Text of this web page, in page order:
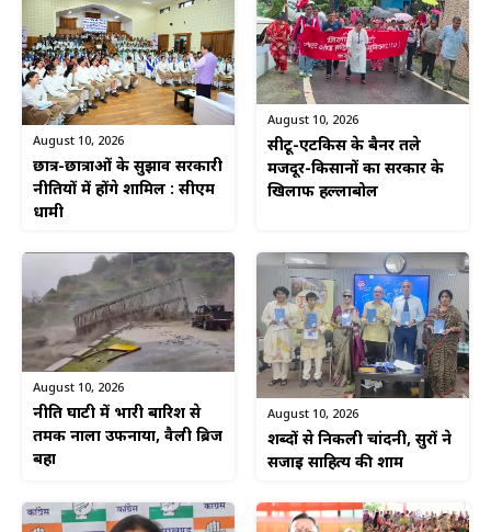
August 10, 2026
छात्र-छात्राओं के सुझाव सरकारी
नीतियों में होंगे शामिल : सीएम
धामी
August 10, 2026
सीटू-एटकिस के बैनर तले
मजदूर-किसानों का सरकार के
खिलाफ हल्लाबोल
August 10, 2026
नीति घाटी में भारी बारिश से
तमक नाला उफनाया, वैली ब्रिज
बहा
August 10, 2026
शब्दों से निकली चांदनी, सुरों ने
सजाई साहित्य की शाम